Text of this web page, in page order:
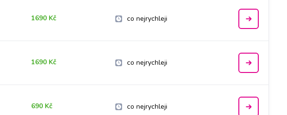
1690 Kč co nejrychleji
1690 Kč co nejrychleji
690 Kč co nejrychleji